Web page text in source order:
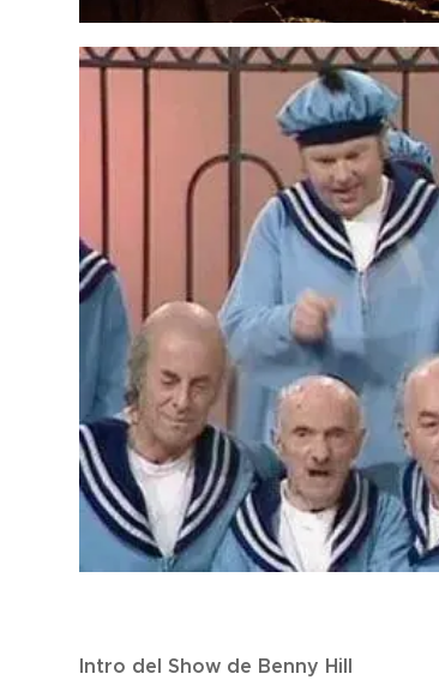
Intro del Show de Benny Hill